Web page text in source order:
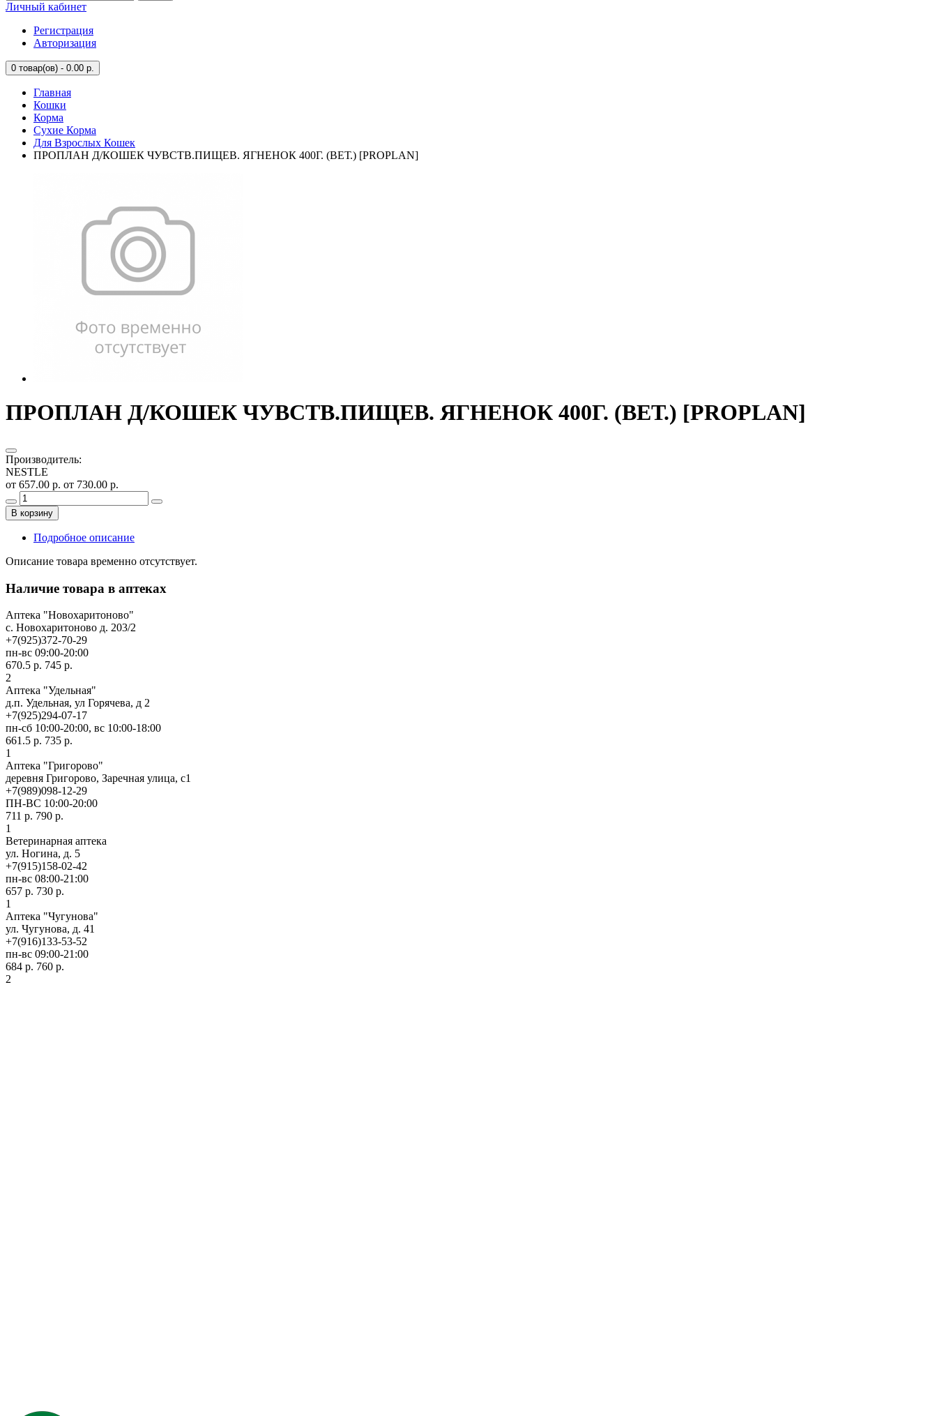
Личный кабинет
Регистрация
Авторизация
0 товар(ов) - 0.00 р.
Главная
Кошки
Корма
Сухие Корма
Для Взрослых Кошек
ПРОПЛАН Д/КОШЕК ЧУВСТВ.ПИЩЕВ. ЯГНЕНОК 400Г. (ВЕТ.) [PROPLAN]
ПРОПЛАН Д/КОШЕК ЧУВСТВ.ПИЩЕВ. ЯГНЕНОК 400Г. (ВЕТ.) [PROPLAN]
Производитель:
NESTLE
от 657.00 р. от 730.00 р.
В корзину
Подробное описание
Описание товара временно отсутствует.
Наличие товара в аптеках
Аптека "Новохаритоново"
c. Новохаритоново д. 203/2
+7(925)372-70-29
пн-вс 09:00-20:00
670.5 р. 745 р.
2
Аптека "Удельная"
д.п. Удельная, ул Горячева, д 2
+7(925)294-07-17
пн-сб 10:00-20:00, вс 10:00-18:00
661.5 р. 735 р.
1
Аптека "Григорово"
деревня Григорово, Заречная улица, с1
+7(989)098-12-29
ПН-ВС 10:00-20:00
711 р. 790 р.
1
Ветеринарная аптека
ул. Ногина, д. 5
+7(915)158-02-42
пн-вс 08:00-21:00
657 р. 730 р.
1
Аптека "Чугунова"
ул. Чугунова, д. 41
+7(916)133-53-52
пн-вс 09:00-21:00
684 р. 760 р.
2